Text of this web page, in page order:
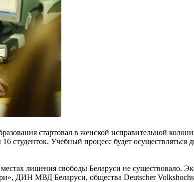
стартовал в женской исправительной
студенток. Учебный процесс будет
лишения свободы Беларуси не существовало.
ДИН МВД Беларуси, общества Deutscher